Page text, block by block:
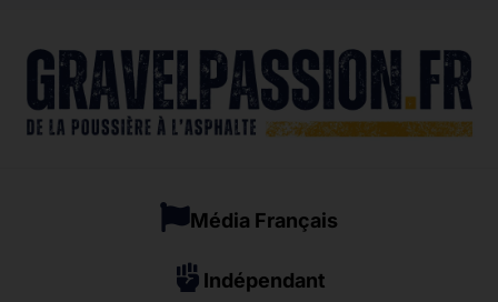
Média Français
Indépendant